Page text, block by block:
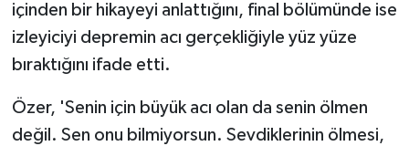
içinden bir hikayeyi anlattığını, final bölümünde ise
izleyiciyi depremin acı gerçekliğiyle yüz yüze
bıraktığını ifade etti.
Özer, 'Senin için büyük acı olan da senin ölmen
değil. Sen onu bilmiyorsun. Sevdiklerinin ölmesi,